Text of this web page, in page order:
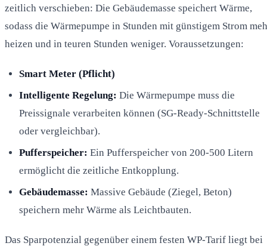
zeitlich verschieben: Die Gebäudemasse speichert Wärme,
sodass die Wärmepumpe in Stunden mit günstigem Strom
heizen und in teuren Stunden weniger. Voraussetzungen:
Smart Meter (Pflicht)
Intelligente Regelung: Die Wärmepumpe muss die
Preissignale verarbeiten können (SG-Ready-Schnittstelle
oder vergleichbar).
Pufferspeicher: Ein Pufferspeicher von 200-500 Litern
ermöglicht die zeitliche Entkopplung.
Gebäudemasse: Massive Gebäude (Ziegel, Beton)
speichern mehr Wärme als Leichtbauten.
Das Sparpotenzial gegenüber einem festen WP-Tarif liegt bei